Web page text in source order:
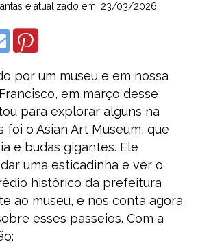
e atualizado em: 23/03/2026
por um museu e em nossa
em março desse
para explorar alguns na
foi o Asian Art Museum, que
e budas gigantes. Ele
uma esticadinha e ver o
histórico da prefeitura
ao museu, e nos conta agora
esses passeios. Com a